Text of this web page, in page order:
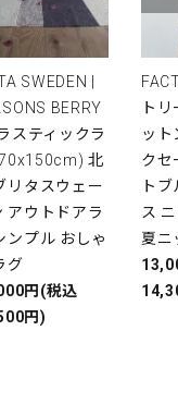
SWEDEN |
BERRY
スティックラ
北
リタスウェー
アウトドアラ
ンプル おしゃ
グ
円(税込
円)
ト
ット
クセ
ト
ス
夏ニ